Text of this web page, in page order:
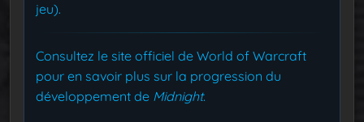
jeu).
Consultez le site officiel de World of Warcraft
pour en savoir plus sur la progression du
développement de Midnight.